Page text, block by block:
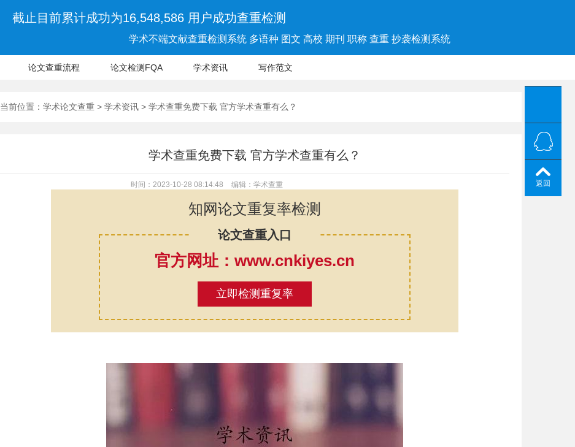
截止目前累计成功为16,548,586 用户成功查重检测
学术不端文献查重检测系统 多语种 图文 高校 期刊 职称 查重 抄袭检测系统
论文查重流程 论文检测FQA 学术资讯 写作范文
当前位置： 学术论文查重 > 学术资讯 > 学术查重免费下载 官方学术查重有么？
学术查重免费下载 官方学术查重有么？
时间：2023-10-28 08:14:48 编辑：学术查重
知网论文重复率检测
论文查重入口
官方网址：www.cnkiyes.cn
立即检测重复率
返回